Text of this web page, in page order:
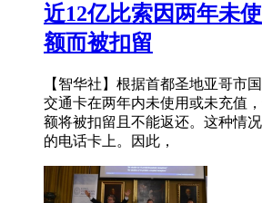
近12亿比索因两年未
额而被扣留
【智华社】根据首都圣地亚哥市
交通卡在两年内未使用或未充值
额将被扣留且不能返还。这种情
的电话卡上。因此，